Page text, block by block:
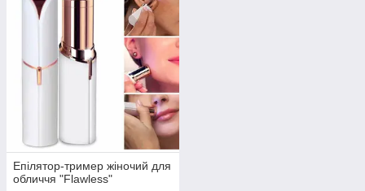
Епілятор-тример жіночий для
обличчя "Flawless"